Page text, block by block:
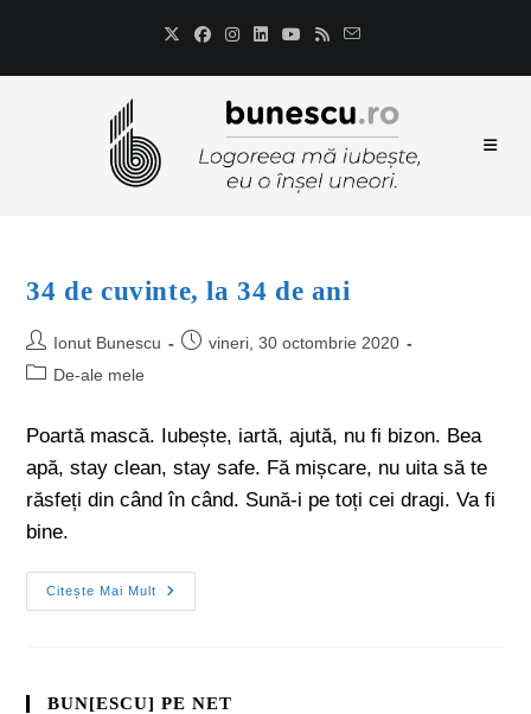
34 de cuvinte, la 34 de ani
Ionut Bunescu
vineri, 30 octombrie 2020
De-ale mele
Poartă mască. Iubește, iartă, ajută, nu fi bizon. Bea
apă, stay clean, stay safe. Fă mișcare, nu uita să te
răsfeți din când în când. Sună-i pe toți cei dragi. Va fi
bine.
Citește Mai Mult
BUN[ESCU] PE NET